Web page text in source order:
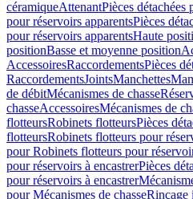
céramiqueAttenantPièces détachées
pour réservoirs apparentsPièces
pour réservoirs apparentsHaute
positionBasse et moyenne position
AccessoiresRaccordementsPièces
RaccordementsJointsManchettes
de débitMécanismes de chasse
chasseAccessoiresMécanismes de
flotteursRobinets flotteursPièces
flotteursRobinets flotteurs pour
pour Robinets flotteurs pour
pour réservoirs à encastrerPièces
pour réservoirs à encastrer
pour Mécanismes de chasseRinçage